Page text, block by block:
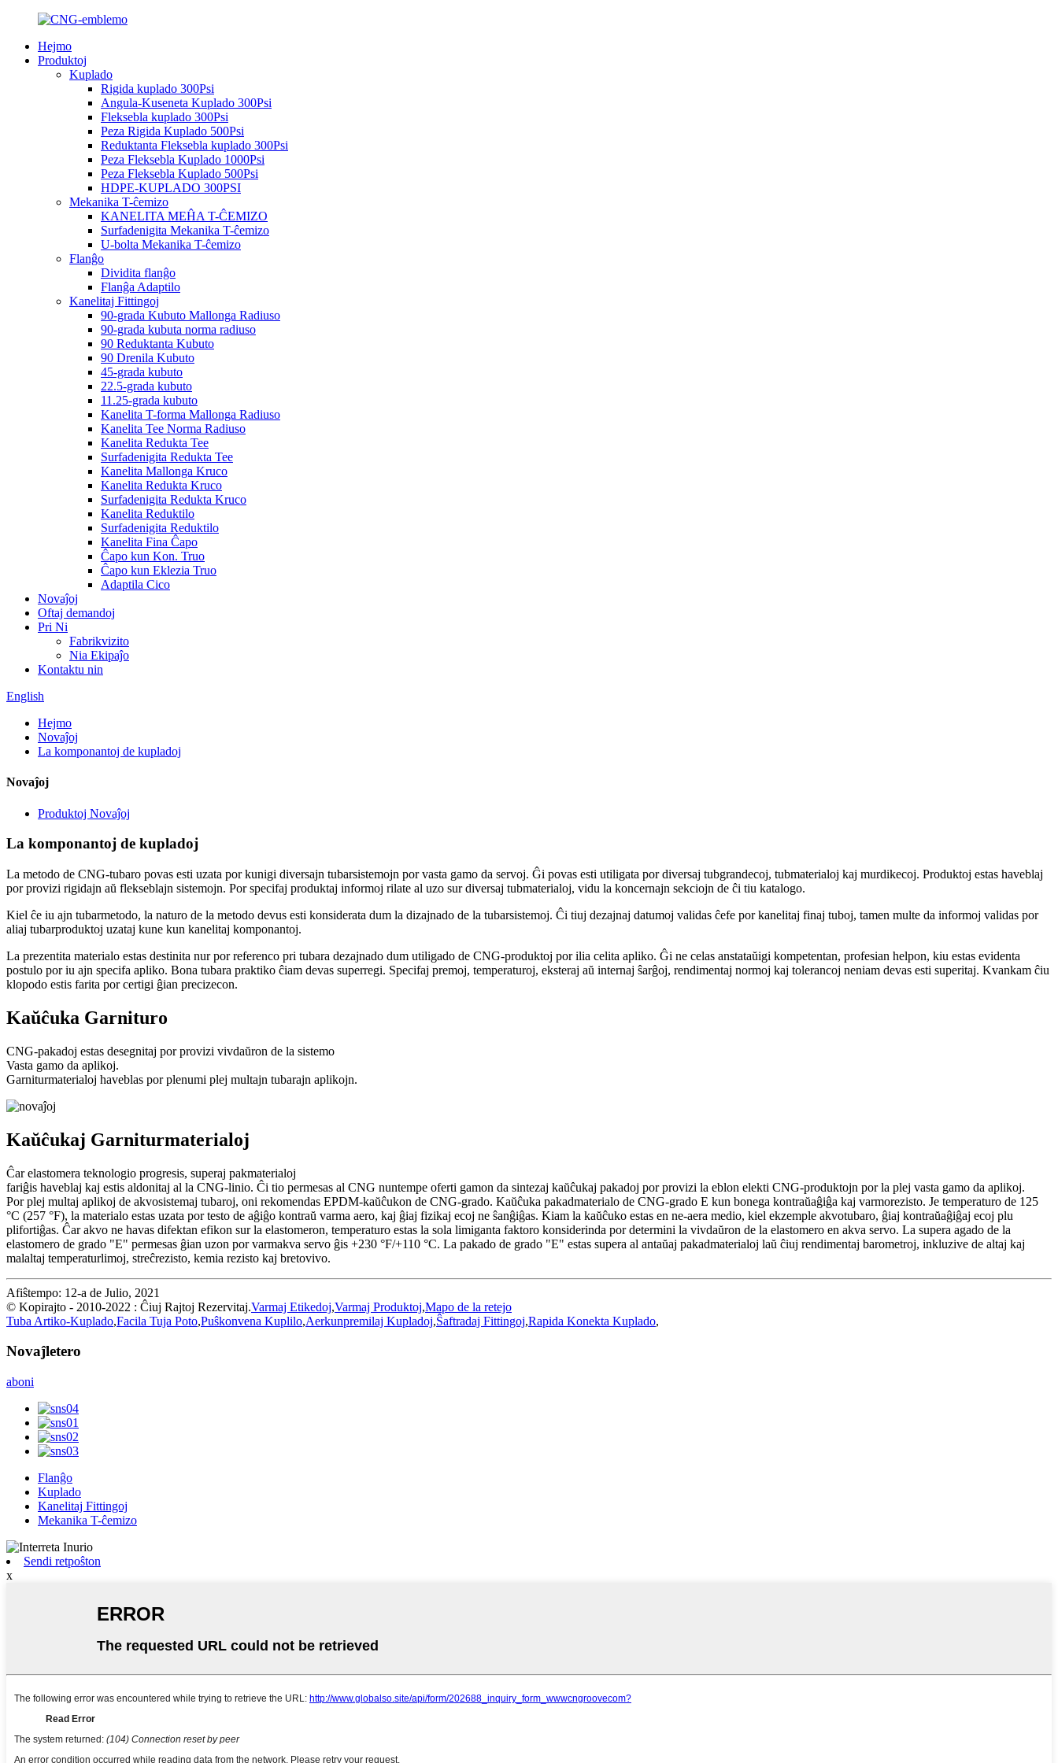
Hejmo
Produktoj
Kuplado
Rigida kuplado 300Psi
Angula-Kuseneta Kuplado 300Psi
Fleksebla kuplado 300Psi
Peza Rigida Kuplado 500Psi
Reduktanta Fleksebla kuplado 300Psi
Peza Fleksebla Kuplado 1000Psi
Peza Fleksebla Kuplado 500Psi
HDPE-KUPLADO 300PSI
Mekanika T-ĉemizo
KANELITA MEĤA T-ĈEMIZO
Surfadenigita Mekanika T-ĉemizo
U-bolta Mekanika T-ĉemizo
Flanĝo
Dividita flanĝo
Flanĝa Adaptilo
Kanelitaj Fittingoj
90-grada Kubuto Mallonga Radiuso
90-grada kubuta norma radiuso
90 Reduktanta Kubuto
90 Drenila Kubuto
45-grada kubuto
22.5-grada kubuto
11.25-grada kubuto
Kanelita T-forma Mallonga Radiuso
Kanelita Tee Norma Radiuso
Kanelita Redukta Tee
Surfadenigita Redukta Tee
Kanelita Mallonga Kruco
Kanelita Redukta Kruco
Surfadenigita Redukta Kruco
Kanelita Reduktilo
Surfadenigita Reduktilo
Kanelita Fina Ĉapo
Ĉapo kun Kon. Truo
Ĉapo kun Eklezia Truo
Adaptila Cico
Novaĵoj
Oftaj demandoj
Pri Ni
Fabrikvizito
Nia Ekipaĵo
Kontaktu nin
English
Hejmo
Novaĵoj
La komponantoj de kupladoj
Novaĵoj
Produktoj Novaĵoj
La komponantoj de kupladoj
La metodo de CNG-tubaro povas esti uzata por kunigi diversajn tubarsistemojn por vasta gamo da servoj. Ĝi povas esti utiligata por diversaj tubgrandecoj, tubmaterialoj kaj murdikecoj. Produktoj estas haveblaj
por provizi rigidajn aŭ flekseblajn sistemojn. Por specifaj produktaj informoj rilate al uzo sur diversaj tubmaterialoj, vidu la koncernajn sekciojn de ĉi tiu katalogo.
Kiel ĉe iu ajn tubarmetodo, la naturo de la metodo devus esti konsiderata dum la dizajnado de la tubarsistemoj. Ĉi tiuj dezajnaj datumoj validas ĉefe por kanelitaj finaj tuboj, tamen multe da informoj validas por
aliaj tubarproduktoj uzataj kune kun kanelitaj komponantoj.
La prezentita materialo estas destinita nur por referenco pri tubara dezajnado dum utiligado de CNG-produktoj por ilia celita apliko. Ĝi ne celas anstataŭigi kompetentan, profesian helpon, kiu estas evidenta
postulo por iu ajn specifa apliko. Bona tubara praktiko ĉiam devas superregi. Specifaj premoj, temperaturoj, eksteraj aŭ internaj ŝarĝoj, rendimentaj normoj kaj tolerancoj neniam devas esti superitaj. Kvankam ĉiu
klopodo estis farita por certigi ĝian precizecon.
Kaŭĉuka Garnituro
CNG-pakadoj estas desegnitaj por provizi vivdaŭron de la sistemo
Vasta gamo da aplikoj.
Garniturmaterialoj haveblas por plenumi plej multajn tubarajn aplikojn.
Kaŭĉukaj Garniturmaterialoj
Ĉar elastomera teknologio progresis, superaj pakmaterialoj
fariĝis haveblaj kaj estis aldonitaj al la CNG-linio. Ĉi tio permesas al CNG nuntempe oferti gamon da sintezaj kaŭĉukaj pakadoj por provizi la eblon elekti CNG-produktojn por la plej vasta gamo da aplikoj.
Por plej multaj aplikoj de akvosistemaj tubaroj, oni rekomendas EPDM-kaŭĉukon de CNG-grado. Kaŭĉuka pakadmaterialo de CNG-grado E kun bonega kontraŭaĝiĝa kaj varmorezisto. Je temperaturo de 125
°C (257 °F), la materialo estas uzata por testo de aĝiĝo kontraŭ varma aero, kaj ĝiaj fizikaj ecoj ne ŝanĝiĝas. Kiam la kaŭĉuko estas en ne-aera medio, kiel ekzemple akvotubaro, ĝiaj kontraŭaĝiĝaj ecoj plu
plifortiĝas. Ĉar akvo ne havas difektan efikon sur la elastomeron, temperaturo estas la sola limiganta faktoro konsiderinda por determini la vivdaŭron de la elastomero en akva servo. La supera agado de la
elastomero de grado "E" permesas ĝian uzon por varmakva servo ĝis +230 °F/+110 °C. La pakado de grado "E" estas supera al antaŭaj pakadmaterialoj laŭ ĉiuj rendimentaj barometroj, inkluzive de altaj kaj
malaltaj temperaturlimoj, streĉrezisto, kemia rezisto kaj bretovivo.
Afiŝtempo: 12-a de Julio, 2021
© Kopirajto - 2010-2022 : Ĉiuj Rajtoj Rezervitaj.Varmaj Etikedoj,Varmaj Produktoj,Mapo de la retejo
Tuba Artiko-Kuplado,Facila Tuja Poto,Puŝkonvena Kuplilo,Aerkunpremilaj Kupladoj,Ŝaftradaj Fittingoj,Rapida Konekta Kuplado,
Novaĵletero
aboni
Flanĝo
Kuplado
Kanelitaj Fittingoj
Mekanika T-ĉemizo
Sendi retpoŝton
x